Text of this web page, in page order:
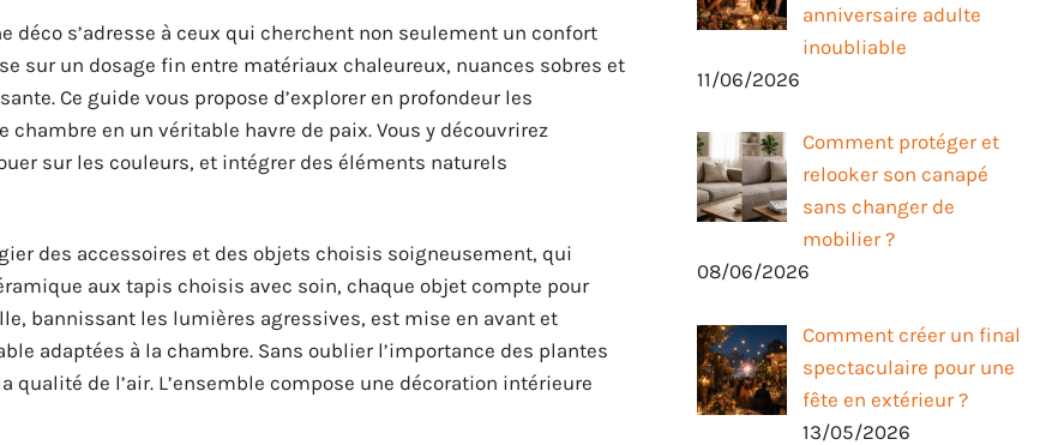
s’adresse à ceux qui cherchent non seulement un confort
sur un dosage fin entre matériaux chaleureux, nuances sobres et
Ce guide vous propose d’explorer en profondeur les
en un véritable havre de paix. Vous y découvrirez
sur les couleurs, et intégrer des éléments naturels
des accessoires et des objets choisis soigneusement, qui
aux tapis choisis avec soin, chaque objet compte pour
bannissant les lumières agressives, est mise en avant et
adaptées à la chambre. Sans oublier l’importance des plantes
de l’air. L’ensemble compose une décoration intérieure
anniversaire adulte
inoubliable
11/06/2026
Comment protéger et
relooker son canapé
sans changer de
mobilier ?
08/06/2026
Comment créer un final
spectaculaire pour une
fête en extérieur ?
13/05/2026